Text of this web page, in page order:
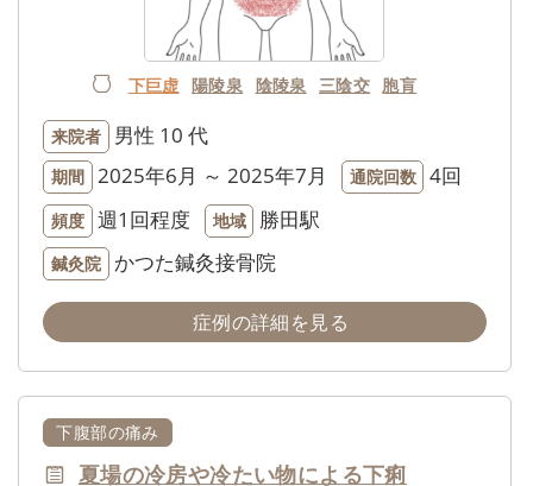
下巨虚 陽陵泉 陰陵泉 三陰交 胞肓
来院者 男性 10 代
期間 2025年6月 ～ 2025年7月 通院回数 4回
頻度 週1回程度 地域 勝田駅
鍼灸院 かつた鍼灸接骨院
症例の詳細を見る
下腹部の痛み
夏場の冷房や冷たい物による下痢